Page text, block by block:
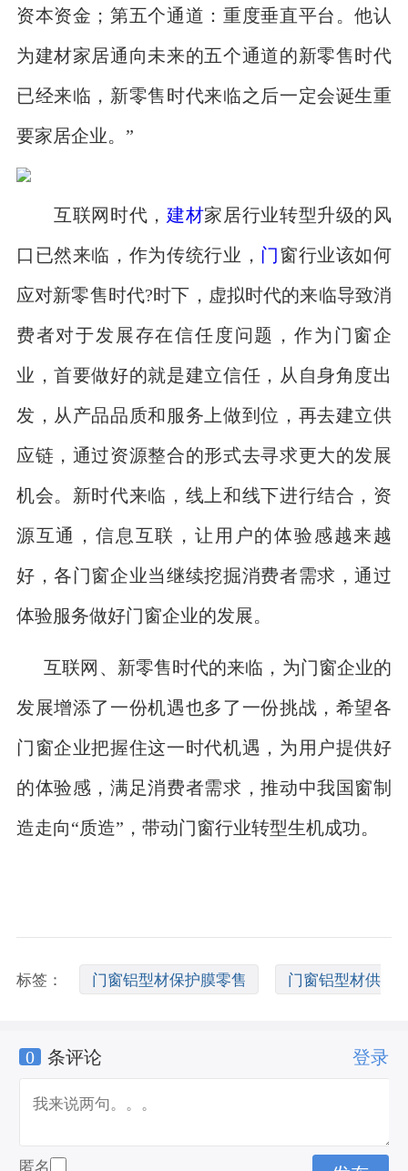
资本资金；第五个通道：重度垂直平台。他认
为建材家居通向未来的五个通道的新零售时代
已经来临，新零售时代来临之后一定会诞生重
要家居企业。”
互联网时代，建材家居行业转型升级的风
口已然来临，作为传统行业， 门 窗行业该如何
应对新零售时代?时下，虚拟时代的来临导致消
费者对于发展存在信任度问题，作为门窗企
业，首要做好的就是建立信任，从自身角度出
发，从产品品质和服务上做到位，再去建立供
应链，通过资源整合的形式去寻求更大的发展
机会。新时代来临，线上和线下进行结合，资
源互通，信息互联，让用户的体验感越来越
好，各门窗企业当继续挖掘消费者需求，通过
体验服务做好门窗企业的发展。
互联网、新零售时代的来临，为门窗企业的
发展增添了一份机遇也多了一份挑战，希望各
门窗企业把握住这一时代机遇，为用户提供好
的体验感，满足消费者需求，推动中我国窗制
造走向“质造”，带动门窗行业转型生机成功。
标签： 门窗铝型材保护膜零售 门窗铝型材供
应商零售
0 条评论 登录
匿名